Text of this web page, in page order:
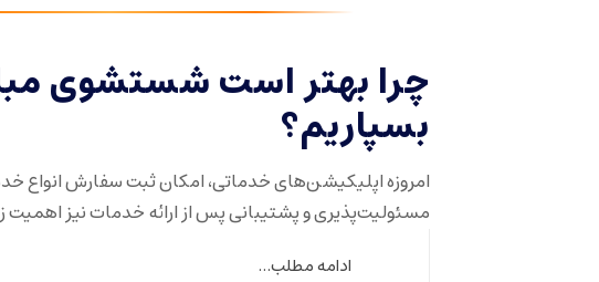
چرا بهتر است شستشوی
بسپاریم؟
امروزه اپلیکیشن‌های خدماتی، امکان ثبت سفارش انواع
مسئولیت‌پذیری و پشتیبانی پس از ارائه خدمات نیز اهمیت
ادامه مطلب...